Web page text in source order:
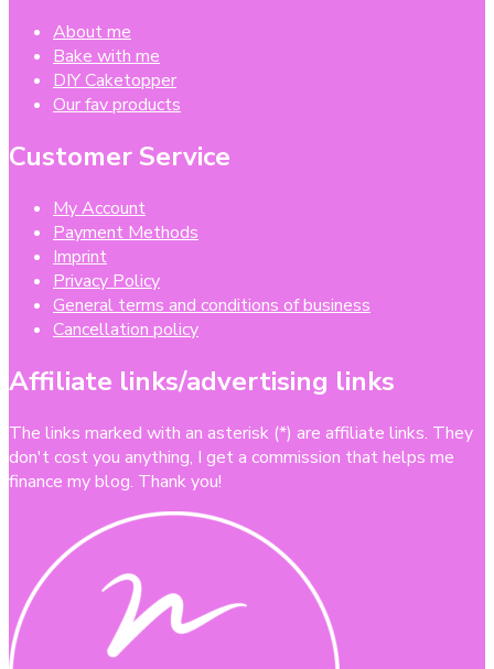
About me
Bake with me
DIY Caketopper
Our fav products
Customer Service
My Account
Payment Methods
Imprint
Privacy Policy
General terms and conditions of business
Cancellation policy
Affiliate links/advertising links
The links marked with an asterisk (*) are affiliate links. They
don't cost you anything, I get a commission that helps me
finance my blog. Thank you!